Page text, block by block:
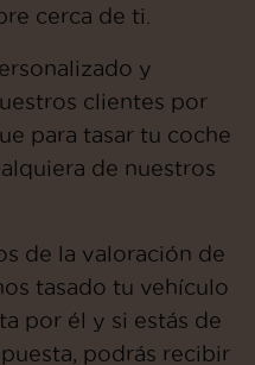
cerca de ti.
y
clientes por
para tasar tu coche
de nuestros
de la valoración de
tasado tu vehículo
por él y si estás de
podrás recibir